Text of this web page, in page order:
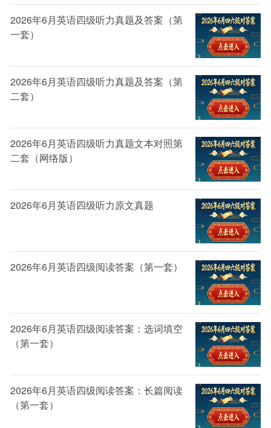
3、进入官网后，在上方点击【从业人员管理】;
4、在【考试平台】栏目中，就可以看到【从业资格
5、在查询框中，输入身份证号码，进行查询;
6、查询成绩，60分为通过;
7、通过后，可以提供【打印】成绩证明的接口，点
击【打印】就可以到对应的页面。
基金从业成绩含金量!
基金从业资格证书是进入基金行业的必备证书，是
一道门槛，过了这个门槛才能够被基金公司和金融机构
聘用，是个人财商水平的一个体现，是个人进行投资获
2026年6月英语四级听力真题及答案（第
一套）
2026年6月英语四级听力真题及答案（第
二套）
2026年6月英语四级听力真题文本对照第
二套（网络版）
2026年6月英语四级听力原文真题
2026年6月英语四级阅读答案（第一套）
2026年6月英语四级阅读答案：选词填空
（第一套）
2026年6月英语四级阅读答案：长篇阅读
（第一套）